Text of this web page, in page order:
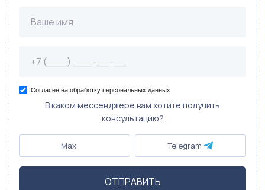
Согласен на обработку персональных данных
В каком мессенджере вам хотите получить
консультацию?
Max Telegram
ОТПРАВИТЬ